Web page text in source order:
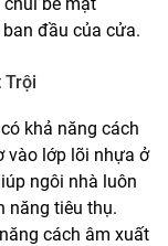
đầu của cửa.
Trội
khả năng cách
vào lớp lõi nhựa ở
ngôi nhà luôn
năng tiêu thụ.
cách âm xuất